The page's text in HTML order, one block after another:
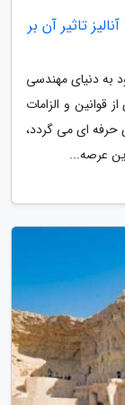
تاثیر آن بر
به دنیای مهندسی
قوانین و الزامات
حرفه ای می گردد،
عرصه...